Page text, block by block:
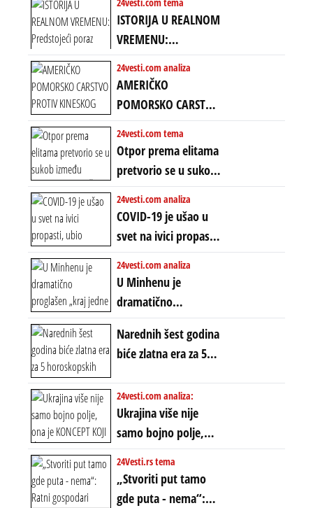
ISTORIJA U REALNOM
VREMENU:
Predstojeći poraz
Amerike u Iranu
uvodi eru
energetskog haosa,
finansijskih
previranja i kolapsa
starog poretka
24vesti.com analiza
AMERIČKO
POMORSKO CARSTVO
PROTIV KINESKOG
KOPNENOG SVETA:
Rat u Iranu je rat za
globalne preferencije
24vesti.com tema
Otpor prema elitama
pretvorio se u sukob
između običnih ljudi:
ZAŠTO SE DEŠAVA
EKSTREMNA
POLARIZACIJA?
24vesti.com analiza
COVID-19 je ušao u
svet na ivici propasti,
ubio milione, ali je
spasao sistem
24vesti.com analiza
U Minhenu je
dramatično
proglašen „kraj jedne
ere“, ali sa
dvostrukom
neistinom: forma te
ere završila se na
istom mestu, ali
prošle godine
Narednih šest godina
biće zlatna era za 5
znakova: Stiže lavina
novca i bogatstva
24vesti.com analiza:
Ukrajina više nije
samo bojno polje,
ona je KONCEPT KOJI
ĆE RASPASTI CEO
ZAPADNI SVET
24Vesti.rs tema
„Stvoriti put tamo
gde puta - nema“: